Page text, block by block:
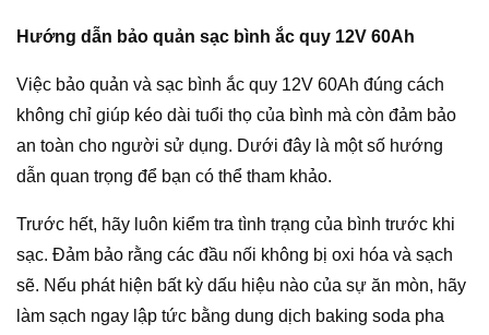
Hướng dẫn bảo quản sạc bình ắc quy 12V 60Ah
Việc bảo quản và sạc bình ắc quy 12V 60Ah đúng cách
không chỉ giúp kéo dài tuổi thọ của bình mà còn đảm bảo
an toàn cho người sử dụng. Dưới đây là một số hướng
dẫn quan trọng để bạn có thể tham khảo.
Trước hết, hãy luôn kiểm tra tình trạng của bình trước khi
sạc. Đảm bảo rằng các đầu nối không bị oxi hóa và sạch
sẽ. Nếu phát hiện bất kỳ dấu hiệu nào của sự ăn mòn, hãy
làm sạch ngay lập tức bằng dung dịch baking soda pha